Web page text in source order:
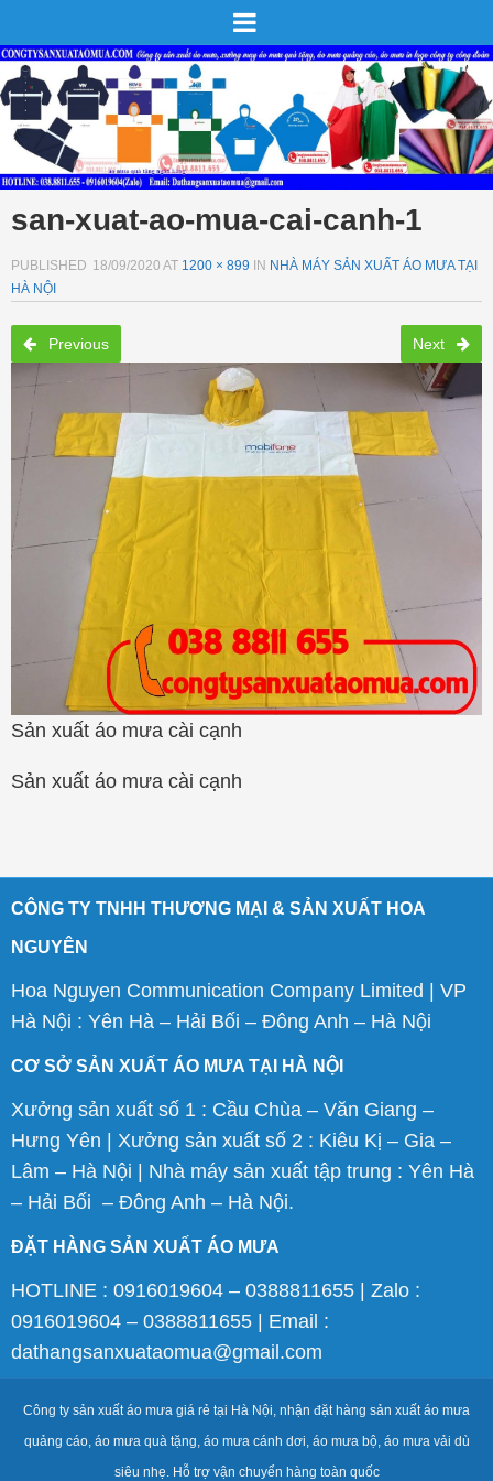
san-xuat-ao-mua-cai-canh-1
PUBLISHED 18/09/2020 AT 1200 × 899 IN NHÀ MÁY SẢN XUẤT ÁO MƯA TẠI
HÀ NỘI
Previous Next
Sản xuất áo mưa cài cạnh
Sản xuất áo mưa cài cạnh
CÔNG TY TNHH THƯƠNG MẠI & SẢN XUẤT HOA
NGUYÊN
Hoa Nguyen Communication Company Limited | VP
Hà Nội : Yên Hà – Hải Bối – Đông Anh – Hà Nội
CƠ SỞ SẢN XUẤT ÁO MƯA TẠI HÀ NỘI
Xưởng sản xuất số 1 : Cầu Chùa – Văn Giang –
Hưng Yên | Xưởng sản xuất số 2 : Kiêu Kị – Gia –
Lâm – Hà Nội | Nhà máy sản xuất tập trung : Yên Hà
– Hải Bối – Đông Anh – Hà Nội.
ĐẶT HÀNG SẢN XUẤT ÁO MƯA
HOTLINE : 0916019604 – 0388811655 | Zalo :
0916019604 – 0388811655 | Email :
dathangsanxuataomua@gmail.com
Công ty sản xuất áo mưa giá rẻ tại Hà Nội, nhận đặt hàng sản xuất áo mưa
quảng cáo, áo mưa quà tặng, áo mưa cánh dơi, áo mưa bộ, áo mưa vải dù
siêu nhẹ. Hỗ trợ vận chuyển hàng toàn quốc